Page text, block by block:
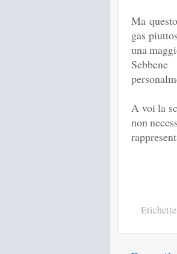
Ma
gas
una
A voi la
non